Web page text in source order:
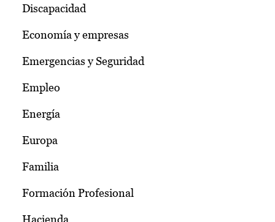
Discapacidad
Economía y empresas
Emergencias y Seguridad
Empleo
Energía
Europa
Familia
Formación Profesional
Hacienda